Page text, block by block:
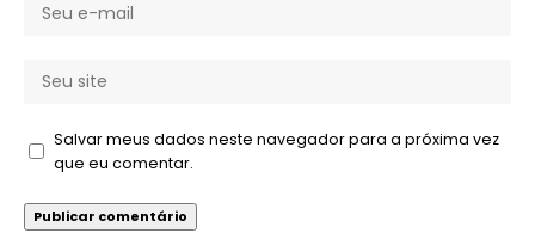
Salvar meus dados neste navegador para a próxima vez
que eu comentar.